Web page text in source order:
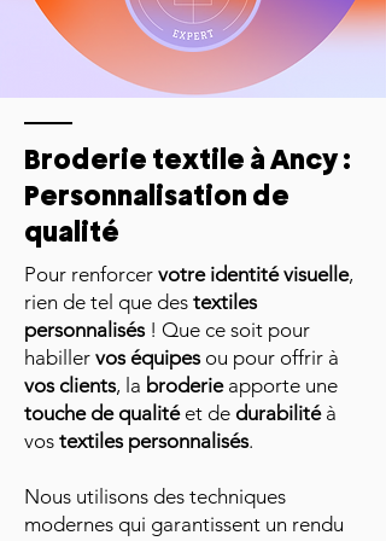
Broderie textile à Ancy :
Personnalisation de
qualité
Pour renforcer votre identité visuelle,
rien de tel que des textiles
personnalisés! Que ce soit pour
habiller vos équipesou pour offrir à
vos clients, la broderieapporte une
touche de qualitéet de durabilitéà
vos textiles personnalisés.
Nous utilisons des techniques
modernes qui garantissent un rendu